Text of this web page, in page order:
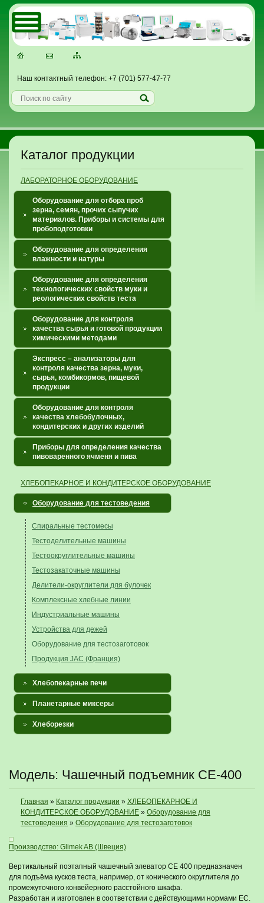
Наш контактный телефон: +7 (701) 577-47-77
Каталог продукции
ЛАБОРАТОРНОЕ ОБОРУДОВАНИЕ
Оборудование для отбора проб
зерна, семян, прочих сыпучих
материалов. Приборы и системы для
пробоподготовки
Оборудование для определения
влажности и натуры
Оборудование для определения
технологических свойств муки и
реологических свойств теста
Оборудование для контроля
качества сырья и готовой продукции
химическими методами
Экспресс – анализаторы для
контроля качества зерна, муки,
сырья, комбикормов, пищевой
продукции
Оборудование для контроля
качества хлебобулочных,
кондитерских и других изделий
Приборы для определения качества
пивоваренного ячменя и пива
ХЛЕБОПЕКАРНОЕ И КОНДИТЕРСКОЕ ОБОРУДОВАНИЕ
Оборудование для тестоведения
Спиральные тестомесы
Тестоделительные машины
Тестоокруглительные машины
Тестозакаточные машины
Делители-округлители для булочек
Комплексные хлебные линии
Индустриальные машины
Устройства для дежей
Оборудование для тестозаготовок
Продукция JAC (Франция)
Хлебопекарные печи
Планетарные миксеры
Хлеборезки
Модель: Чашечный подъемник CE-400
Главная » Каталог продукции » ХЛЕБОПЕКАРНОЕ И
КОНДИТЕРСКОЕ ОБОРУДОВАНИЕ » Оборудование для
тестоведения » Оборудование для тестозаготовок
Производство: Glimek AB (Швеция)
Вертикальный поэтапный чашечный элеватор СЕ 400 предназначен
для подъёма кусков теста, например, от конического округлителя до
промежуточного конвейерного расстойного шкафа.
Разработан и изготовлен в соответствии с действующими нормами ЕС.